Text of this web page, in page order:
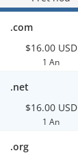
.com
$16.00 USD
1 An
.net
$16.00 USD
1 An
.org